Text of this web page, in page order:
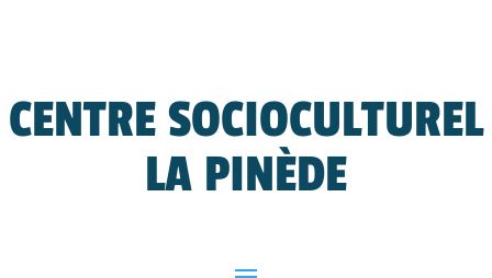
CENTRE SOCIOCULTUREL
LA PINÈDE